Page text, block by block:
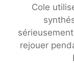
Cole
rejouer